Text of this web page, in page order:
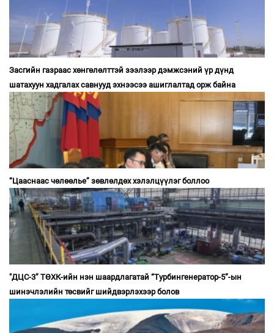
Засгийн газраас хөнгөлөлттэй зээлээр дэмжсэний үр дүнд
шатахуун хадгалах савнууд эхнээсээ ашиглалтад орж байна
“Цааснаас чөлөөлье” зөвлөлдөх хэлэлцүүлэг боллоо
"ДЦС-3” ТӨХК-ийн нэн шаардлагатай “Турбингенератор-5”-ын
шинэчлэлийн төсвийг шийдвэрлэхээр болов